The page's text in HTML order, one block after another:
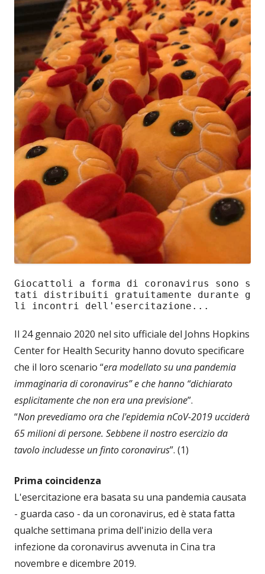
Giocattoli a forma di coronavirus sono s
tati distribuiti gratuitamente durante g
li incontri dell'esercitazione...
Il 24 gennaio 2020 nel sito ufficiale del Johns Hopkins
Center for Health Security hanno dovuto specificare
che il loro scenario “era modellato su una pandemia
immaginaria di coronavirus” e che hanno “dichiarato
esplicitamente che non era una previsione”.
“Non prevediamo ora che l'epidemia nCoV-2019 ucciderà
65 milioni di persone. Sebbene il nostro esercizio da
tavolo includesse un finto coronavirus”. (1)
Prima coincidenza
L'esercitazione era basata su una pandemia causata
- guarda caso - da un coronavirus, ed è stata fatta
qualche settimana prima dell'inizio della vera
infezione da coronavirus avvenuta in Cina tra
novembre e dicembre 2019.